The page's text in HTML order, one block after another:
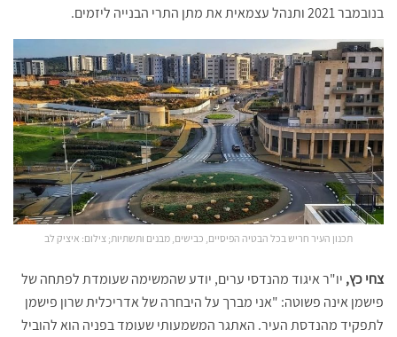
בנובמבר 2021 ותנהל עצמאית את מתן התרי הבנייה ליזמים.
תכנון העיר חריש בכל הבטיה הפיסיים, כבישים, מבנים ותשתיות; צילום: איציק לב
צחי כץ, יו"ר איגוד מהנדסי ערים, יודע שהמשימה שעומדת לפתחה של
פישמן אינה פשוטה: "אני מברך על היבחרה של אדריכלית שרון פישמן
לתפקיד מהנדסת העיר. האתגר המשמעותי שעומד בפניה הוא להוביל